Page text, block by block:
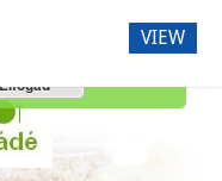
el kell fogadni.
Elfogad
VIEW